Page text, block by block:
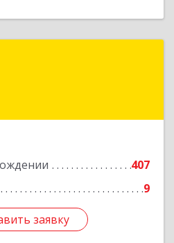
407
9
заявку
обл, Смоленск г, Ново-
заявку